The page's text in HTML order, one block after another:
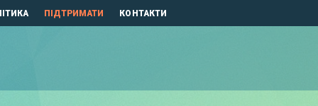
ПІДТРИМАТИ КОНТАКТИ